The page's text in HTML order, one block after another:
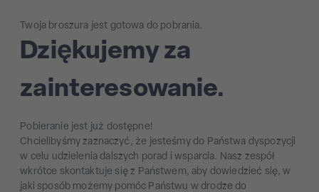
Twoja broszura jest gotowa do pobrania.
Dziękujemy za
zainteresowanie.
Pobieranie jest już dostępne!
Chcielibyśmy zaznaczyć, że jesteśmy do Państwa dyspozycji
w celu udzielenia dalszych porad i wsparcia. Nasz zespół
wkrótce skontaktuje się z Państwem, aby dowiedzieć się, w
jaki sposób możemy pomóc Państwu w drodze do